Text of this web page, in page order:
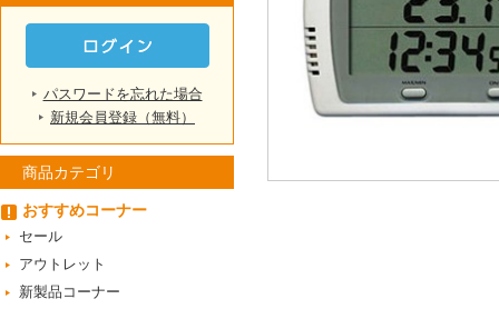
パスワードを忘れた場合
新規会員登録（無料）
商品カテゴリ
おすすめコーナー
セール
アウトレット
新製品コーナー